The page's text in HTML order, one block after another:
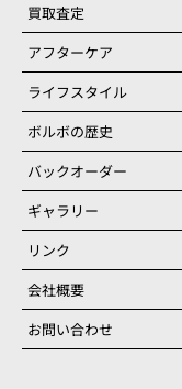
買取査定
アフターケア
ライフスタイル
ボルボの歴史
バックオーダー
ギャラリー
リンク
会社概要
お問い合わせ